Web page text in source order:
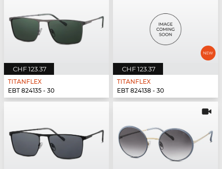
CHF 123.37
TITANFLEX
EBT 824135 - 30
CHF 123.37
TITANFLEX
EBT 824138 - 30